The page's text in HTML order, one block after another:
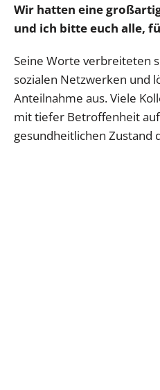
Wir hatten eine
und ich bitte euch alle,
Seine Worte verbreiteten
sozialen Netzwerken und
Anteilnahme aus. Viele
mit tiefer Betroffenheit
gesundheitlichen Zustand